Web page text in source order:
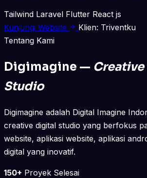
Tailwind Laravel Flutter React js
Kunjungi Website
Klien: Triventku
Tentang Kami
Digimagine —
Studio
Digimagine adalah Digital Imagine
creative digital studio yang berfokus
website, aplikasi website, aplikasi
digital yang inovatif.
150+ Proyek Selesai